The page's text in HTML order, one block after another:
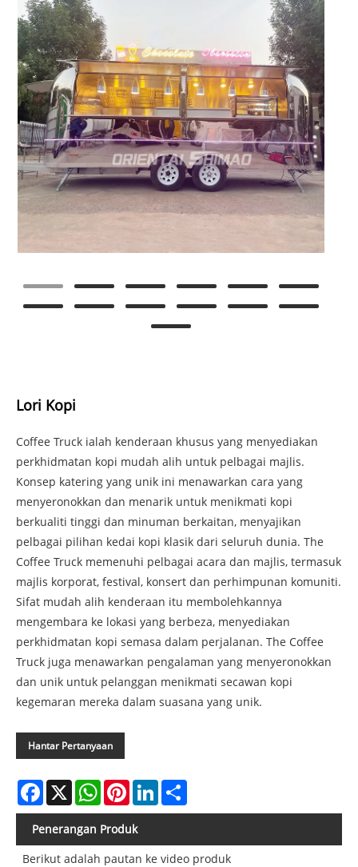
Lori Kopi
Coffee Truck ialah kenderaan khusus yang menyediakan
perkhidmatan kopi mudah alih untuk pelbagai majlis.
Konsep katering yang unik ini menawarkan cara yang
menyeronokkan dan menarik untuk menikmati kopi
berkualiti tinggi dan minuman berkaitan, menyajikan
pelbagai pilihan kedai kopi klasik dari seluruh dunia. The
Coffee Truck memenuhi pelbagai acara dan majlis, termasuk
majlis korporat, festival, konsert dan perhimpunan komuniti.
Sifat mudah alih kenderaan itu membolehkannya
mengembara ke lokasi yang berbeza, menyediakan
perkhidmatan kopi semasa dalam perjalanan. The Coffee
Truck juga menawarkan pengalaman yang menyeronokkan
dan unik untuk pelanggan menikmati secawan kopi
kegemaran mereka dalam suasana yang unik.
Hantar Pertanyaan
Facebook
X WhatsAppPinterestLinkedIn
Penerangan Produk
Berikut adalah pautan ke video produk